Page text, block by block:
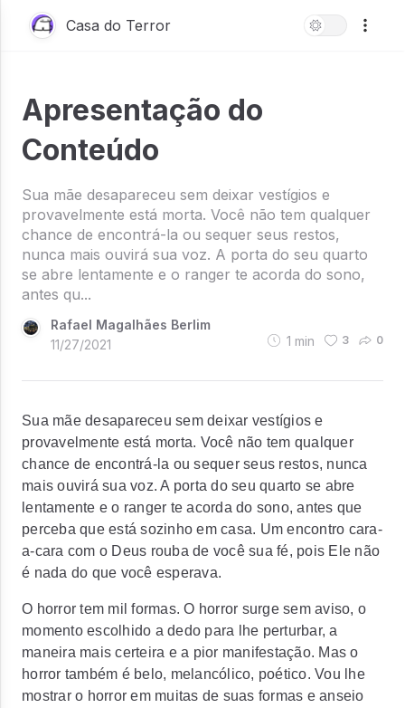
Casa do Terror
Apresentação do
Conteúdo
Sua mãe desapareceu sem deixar vestígios e
provavelmente está morta. Você não tem qualquer
chance de encontrá-la ou sequer seus restos,
nunca mais ouvirá sua voz. A porta do seu quarto
se abre lentamente e o ranger te acorda do sono,
antes qu...
Rafael Magalhães Berlim
11/27/2021
1 min 3 0
Sua mãe desapareceu sem deixar vestígios e
provavelmente está morta. Você não tem qualquer
chance de encontrá-la ou sequer seus restos, nunca
mais ouvirá sua voz. A porta do seu quarto se abre
lentamente e o ranger te acorda do sono, antes que
perceba que está sozinho em casa. Um encontro cara-
a-cara com o Deus rouba de você sua fé, pois Ele não
é nada do que você esperava.
O horror tem mil formas. O horror surge sem aviso, o
momento escolhido a dedo para lhe perturbar, a
maneira mais certeira e a pior manifestação. Mas o
horror também é belo, melancólico, poético. Vou lhe
mostrar o horror em muitas de suas formas e anseio